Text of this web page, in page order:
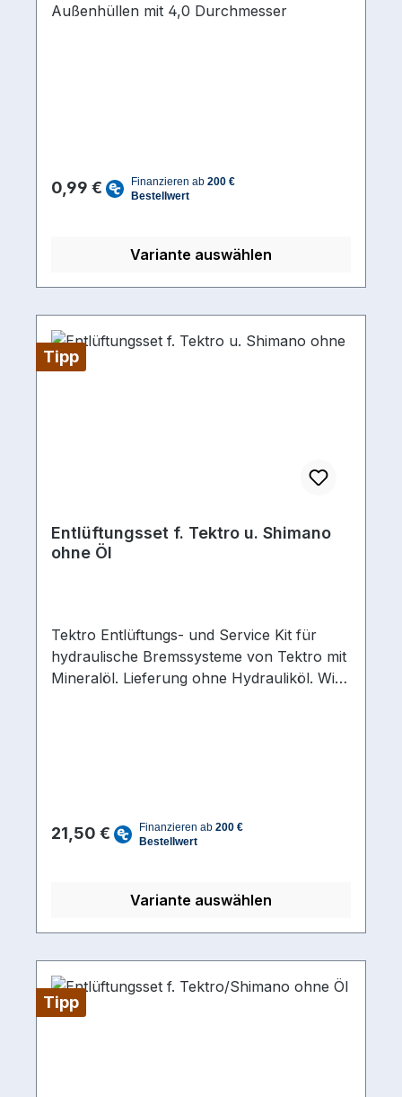
Außenhüllen mit 4,0 Durchmesser
0,99 €
Variante auswählen
Tipp
Entlüftungsset f. Tektro u. Shimano
ohne Öl
Tektro Entlüftungs- und Service Kit für
hydraulische Bremssysteme von Tektro mit
Mineralöl. Lieferung ohne Hydrauliköl. Wir
21,50 €
Variante auswählen
Tipp